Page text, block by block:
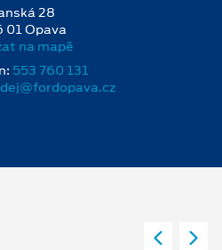
28
01 Opava
na mapě
553 760 131